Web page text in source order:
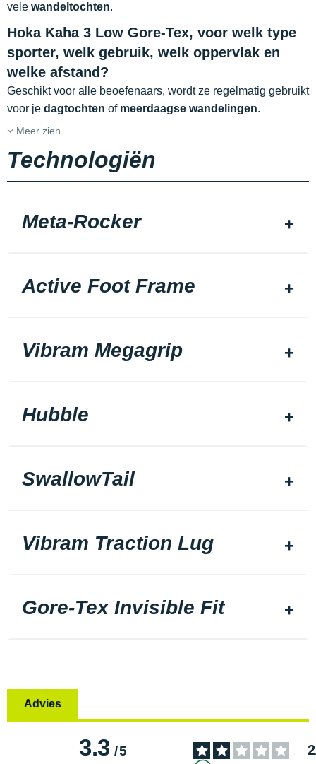
vele wandeltochten.
Hoka Kaha 3 Low Gore-Tex, voor welk type
sporter, welk gebruik, welk oppervlak en
welke afstand?
Geschikt voor alle beoefenaars, wordt ze regelmatig gebruikt
voor je dagtochten of meerdaagse wandelingen.
Meer zien
Technologiën
Meta-Rocker
Active Foot Frame
Vibram Megagrip
Hubble
SwallowTail
Vibram Traction Lug
Gore-Tex Invisible Fit
Advies
3.3/5 2